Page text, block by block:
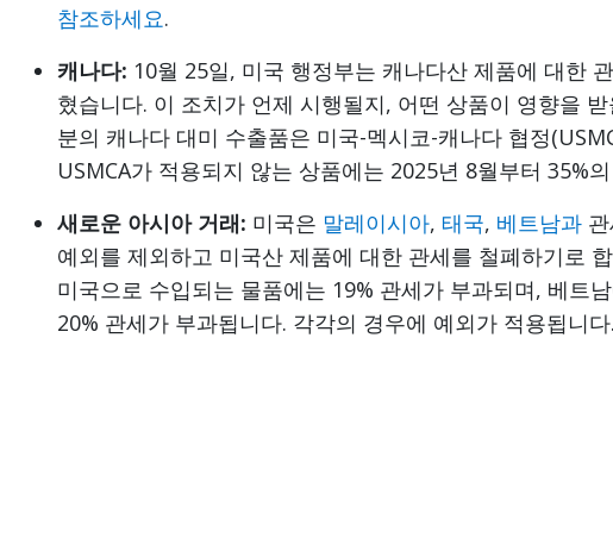
참조하세요.
캐나다: 10월 25일, 미국 행정부는 캐나다산 제품에 대한
혔습니다. 이 조치가 언제 시행될지, 어떤 상품이 영향을
분의 캐나다 대미 수출품은 미국-멕시코-캐나다 협정
USMCA가 적용되지 않는 상품에는 2025년 8월부터 35%
새로운 아시아 거래: 미국은 말레이시아, 태국, 베트남과
예외를 제외하고 미국산 제품에 대한 관세를 철폐하기로
미국으로 수입되는 물품에는 19% 관세가 부과되며, 베트
20% 관세가 부과됩니다. 각각의 경우에 예외가 적용됩니다.